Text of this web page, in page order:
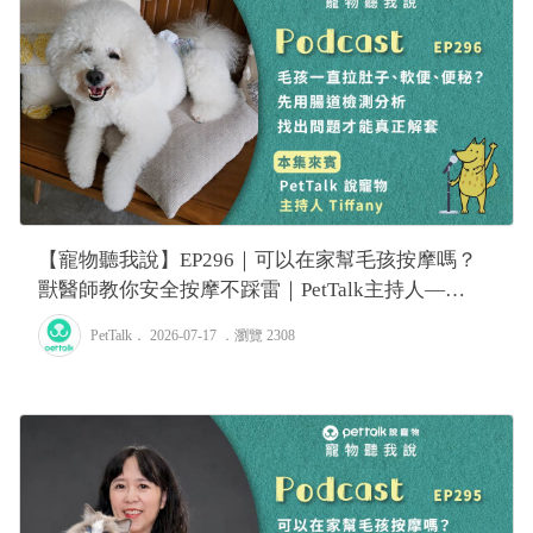
【寵物聽我說】EP296｜可以在家幫毛孩按摩嗎？
獸醫師教你安全按摩不踩雷｜PetTalk主持人—
Tiffany
PetTalk ． 2026-07-17 ． 瀏覽 2308